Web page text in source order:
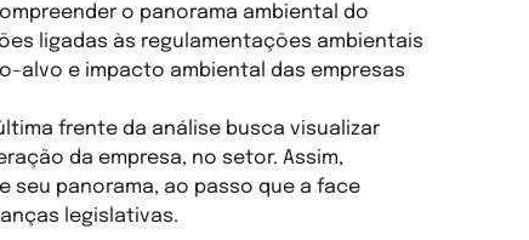
o panorama ambiental do
ligadas às regulamentações ambientais
alvo e impacto ambiental das empresas
frente da análise busca visualizar
da empresa, no setor. Assim,
seu panorama, ao passo que a face
legislativas.